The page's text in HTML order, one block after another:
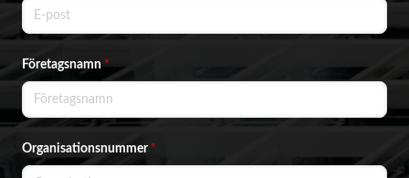
Företagsnamn*
Organisationsnummer *